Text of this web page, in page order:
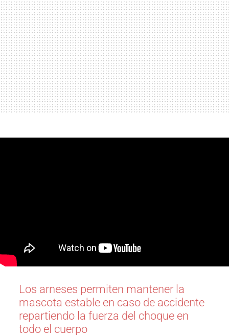
Los arneses permiten mantener la
mascota estable en caso de accidente
repartiendo la fuerza del choque en
todo el cuerpo